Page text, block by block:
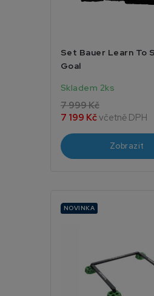
Set Bauer Learn To
Goal
Skladem 2ks
7 999 Kč
7 199 Kčvčetně DPH
Zobrazit
NOVINKA